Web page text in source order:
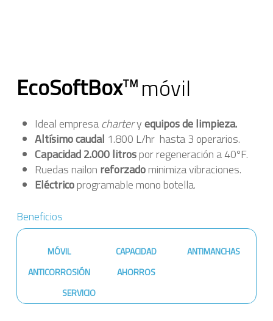
EcoSoftBoxTM móvil
Ideal empresacharteryequipos de limpieza.
Altísimo caudal 1.800 L/hr hasta 3 operarios.
Capacidad 2.000 litrospor regeneración a 40ºF.
Ruedas nailon reforzadominimiza vibraciones.
Eléctricoprogramable mono botella.
Beneficios
MÓVIL CAPACIDAD
ANTIMANCHAS
ANTICORROSIÓN
AHORROS
SERVICIO